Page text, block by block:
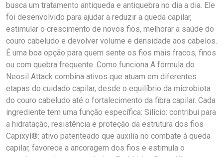
busca um tratamento antiqueda e antiquebra no dia a dia. Ele
foi desenvolvido para ajudar a reduzir a queda capilar,
estimular o crescimento de novos fios, melhorar a saúde do
couro cabeludo e devolver volume e densidade aos cabelos.
É uma boa opção para quem sente os fios mais fracos, finos
ou com quebra frequente. Como funciona A fórmula do
Neosil Attack combina ativos que atuam em diferentes
etapas do cuidado capilar, desde o equilíbrio da microbiota
do couro cabeludo até o fortalecimento da fibra capilar. Cada
ingrediente tem uma função específica: Silício: contribui para
a hidratação, resistência e proteção da estrutura dos fios
Capixyl®: ativo patenteado que auxilia no combate à queda
capilar, favorece a ancoragem dos fios e estimula o